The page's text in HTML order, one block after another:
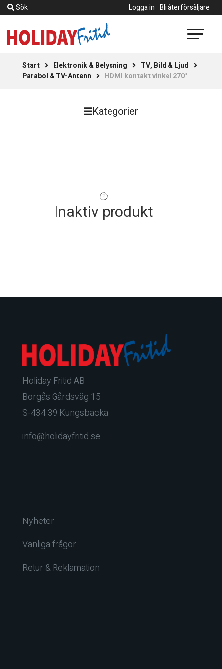
Sök Logga in Bli återförsäljare
Start Elektronik & Belysning
TV, Bild & Ljud
Parabol & TV-Antenn
HDMI kontakt vinkel 270°
Kategorier
Inaktiv produkt
Holiday Fritid AB
Borgås Gårdsväg 15
S-434 39 Kungsbacka
info@holidayfritid.se
Nyheter
Vanliga frågor
Retur & Reklamation